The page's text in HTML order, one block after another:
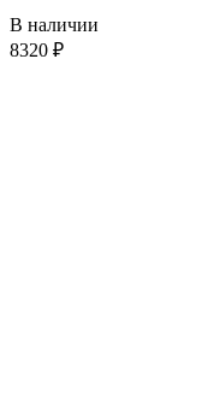
В наличии
8320 ₽